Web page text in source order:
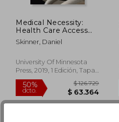
50%
dcto.
$ 433.823
$ 216.912
Medical Necessity:
Health Care Access
and the Politics of
Decision Making (en
Skinner, Daniel
University Of Minnesota
Press, 2019, 1 Edición, Tapa
Blanda, Nuevo